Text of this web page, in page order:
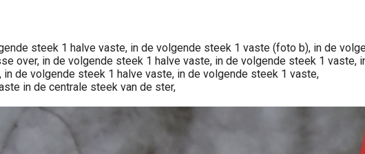
steek 1 halve vaste, in de volgende steek 1 vaste (foto b), in de
over, in de volgende steek 1 halve vaste, in de volgende steek 1
de volgende steek 1 halve vaste, in de volgende steek 1 vaste,
in de centrale steek van de ster,